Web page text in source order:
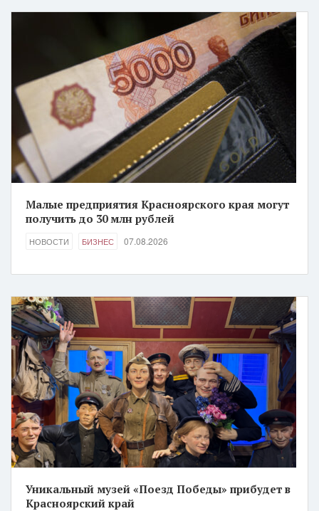
Малые предприятия Красноярского края могут
получить до 30 млн рублей
НОВОСТИ БИЗНЕС 07.08.2026
Уникальный музей «Поезд Победы» прибудет в
Красноярский край